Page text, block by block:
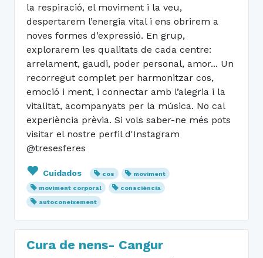
la respiració, el moviment i la veu,
despertarem l’energia vital i ens obrirem a
noves formes d’expressió. En grup,
explorarem les qualitats de cada centre:
arrelament, gaudi, poder personal, amor... Un
recorregut complet per harmonitzar cos,
emoció i ment, i connectar amb l’alegria i la
vitalitat, acompanyats per la música. No cal
experiència prèvia. Si vols saber-ne més pots
visitar el nostre perfil d'Instagram
@tresesferes
Cuidados cos
moviment
moviment corporal
consciència
autoconeixement
Cura de nens- Cangur